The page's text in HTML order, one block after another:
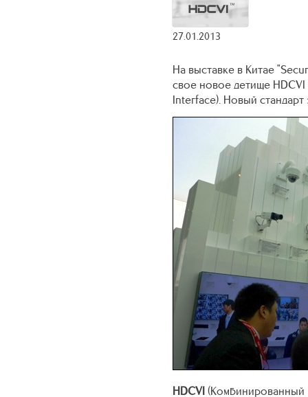
27.01.2013
На выставке в Китае
свое новое детище
Interface). Новый
HDCVI (Комбинированный